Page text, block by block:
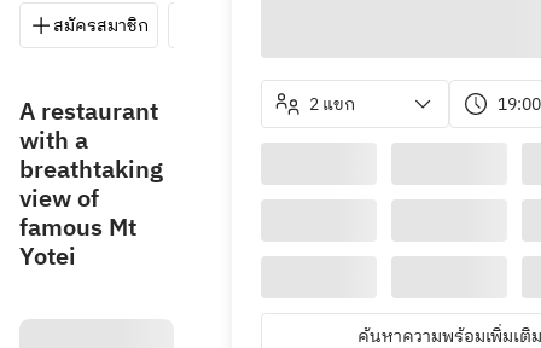
สมัครสมาชิก
A restaurant
with a
breathtaking
view of
famous Mt
Yotei
2 แขก 19:00
ค้นหาความพร้อมเพิ่มเติม